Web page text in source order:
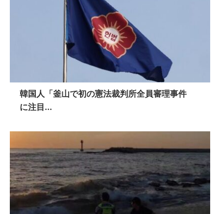
韓国人「釜山で初の憲法裁判所全員審理事件
に注目...